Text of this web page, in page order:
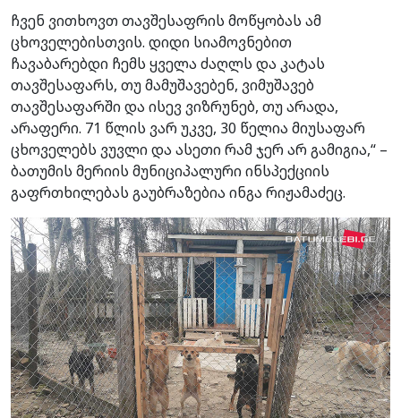
ჩვენ ვითხოვთ თავშესაფრის მოწყობას ამ
ცხოველებისთვის. დიდი სიამოვნებით
ჩავაბარებდი ჩემს ყველა ძაღლს და კატას
თავშესაფარს, თუ მამუშავებენ, ვიმუშავებ
თავშესაფარში და ისევ ვიზრუნებ, თუ არადა,
არაფერი. 71 წლის ვარ უკვე, 30 წელია მიუსაფარ
ცხოველებს ვუვლი და ასეთი რამ ჯერ არ გამიგია,“ –
ბათუმის მერიის მუნიციპალური ინსპექციის
გაფრთხილებას გაუბრაზებია ინგა რიჟამაძეც.